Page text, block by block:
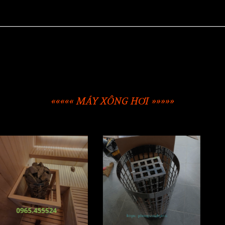
««««« MÁY XÔNG HƠI »»»»»